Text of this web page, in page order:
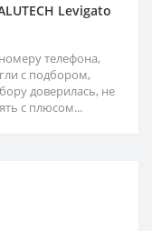
Levigato
телефона,
с подбором,
доверилась, не
с плюсом...